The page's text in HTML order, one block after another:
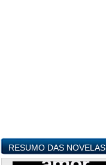
RESUMO DAS NOVELAS